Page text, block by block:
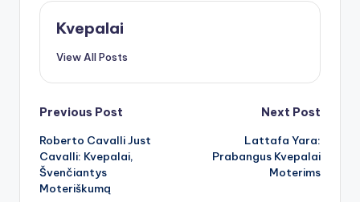
Kvepalai
View All Posts
Post
navigation
Previous Post
Roberto Cavalli Just
Cavalli: Kvepalai,
Švenčiantys
Moteriškumą
Next Post
Lattafa Yara:
Prabangus Kvepalai
Moterims